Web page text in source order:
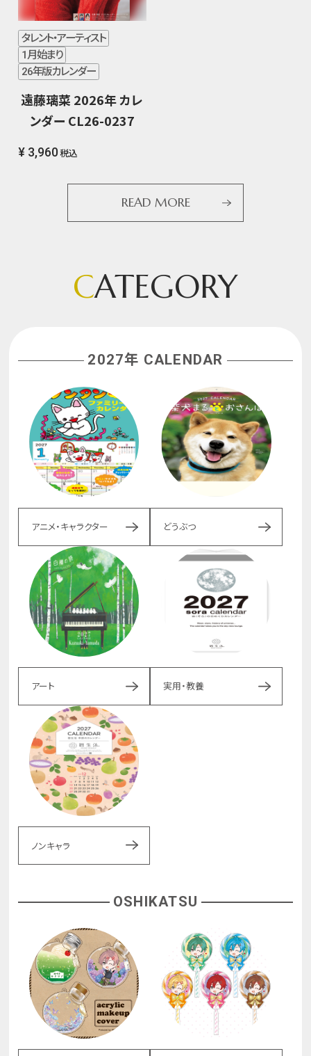
タレント・アーティスト
1月始まり
26年版カレンダー
遠藤璃菜 2026年 カレ
ンダー CL26-0237
¥ 3,960 税込
READ MORE
CATEGORY
2027年 CALENDAR
アニメ・キャラクター どうぶつ
アート 実用・教養
ノンキャラ
OSHIKATSU